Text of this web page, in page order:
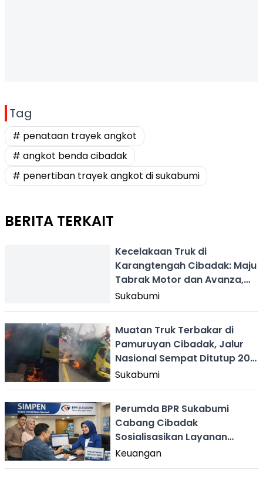
Tag
# penataan trayek angkot
# angkot benda cibadak
# penertiban trayek angkot di sukabumi
BERITA TERKAIT
Kecelakaan Truk di
Karangtengah Cibadak: Maju
Tabrak Motor dan Avanza,
Mundur Senggol 2 Mobil
Sukabumi
Muatan Truk Terbakar di
Pamuruyan Cibadak, Jalur
Nasional Sempat Ditutup 20
Menit
Sukabumi
Perumda BPR Sukabumi
Cabang Cibadak
Sosialisasikan Layanan
SIMPEN
Keuangan